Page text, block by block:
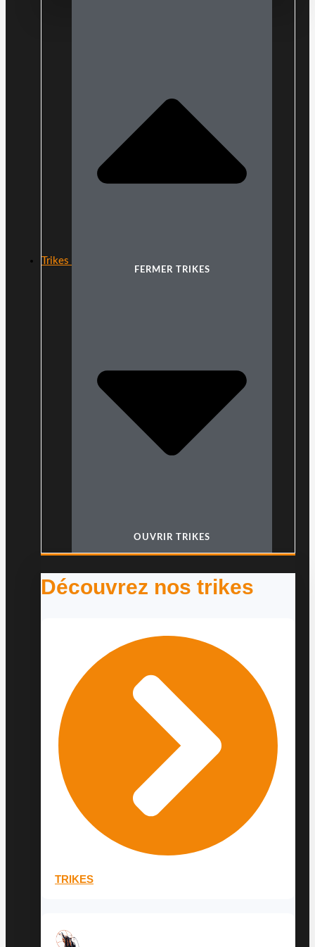
Trikes
FERMER TRIKES
OUVRIR TRIKES
Découvrez nos trikes
TRIKES